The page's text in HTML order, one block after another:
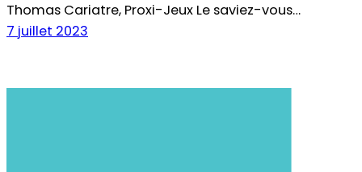
Thomas Cariatre, Proxi-Jeux Le saviez-vous…
7 juillet 2023